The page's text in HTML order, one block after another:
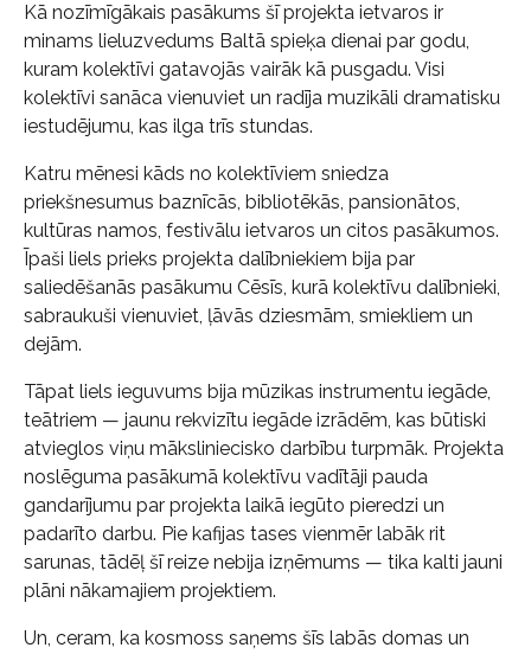
Kā nozīmīgākais pasākums šī projekta ietvaros ir
minams lieluzvedums Baltā spieķa dienai par godu,
kuram kolektīvi gatavojās vairāk kā pusgadu. Visi
kolektīvi sanāca vienuviet un radīja muzikāli dramatisku
iestudējumu, kas ilga trīs stundas.
Katru mēnesi kāds no kolektīviem sniedza
priekšnesumus baznīcās, bibliotēkās, pansionātos,
kultūras namos, festivālu ietvaros un citos pasākumos.
Īpaši liels prieks projekta dalībniekiem bija par
saliedēšanās pasākumu Cēsīs, kurā kolektīvu dalībnieki,
sabraukuši vienuviet, ļāvās dziesmām, smiekliem un
dejām.
Tāpat liels ieguvums bija mūzikas instrumentu iegāde,
teātriem — jaunu rekvizītu iegāde izrādēm, kas būtiski
atvieglos viņu māksliniecisko darbību turpmāk. Projekta
noslēguma pasākumā kolektīvu vadītāji pauda
gandarījumu par projekta laikā iegūto pieredzi un
padarīto darbu. Pie kafijas tases vienmēr labāk rit
sarunas, tādēļ šī reize nebija izņēmums — tika kalti jauni
plāni nākamajiem projektiem.
Un, ceram, ka kosmoss saņems šīs labās domas un